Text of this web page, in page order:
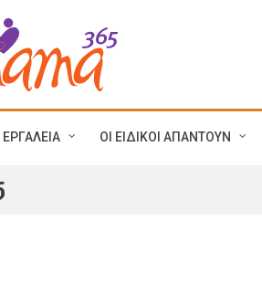
ΕΡΓΑΛΕΙΑ ΟΙ ΕΙΔΙΚΟΙ ΑΠΑΝΤΟΥΝ